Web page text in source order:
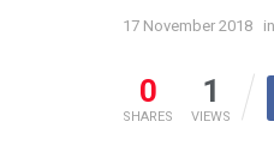
17 November 2018 in
0
SHARES
1
VIEWS